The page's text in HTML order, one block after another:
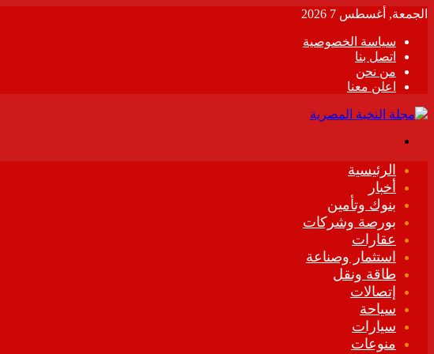
الجمعة, أغسطس 7 2026
سياسة الخصوصية
اتصل بنا
من نحن
اعلن معنا
الرئيسية
أخبار
بنوك وتأمين
بورصة وشركات
عقارات
استثمار وصناعة
طاقة ونقل
إتصالات
سياحة
سيارات
منوعات